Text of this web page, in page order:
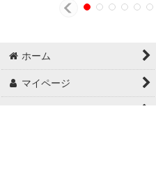
ホーム
マイページ